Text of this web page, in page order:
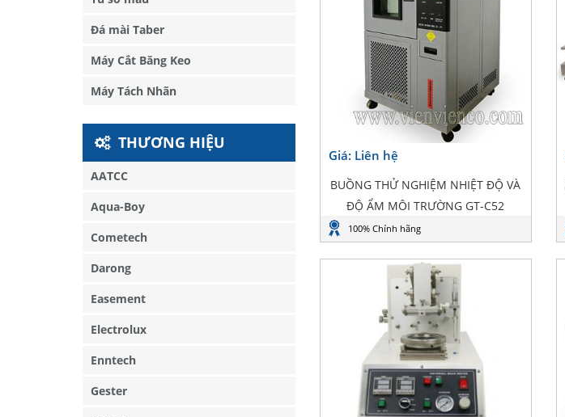
Giá: Liên hệ
BUỒNG THỬ NGHIỆM NHIỆT ĐỘ VÀ
ĐỘ ẨM MÔI TRƯỜNG GT-C52
100% Chính hãng
Đá mài Taber
Máy Cắt Băng Keo
Máy Tách Nhãn
THƯƠNG HIỆU
AATCC
Aqua-Boy
Cometech
Darong
Easement
Electrolux
Enntech
Gester